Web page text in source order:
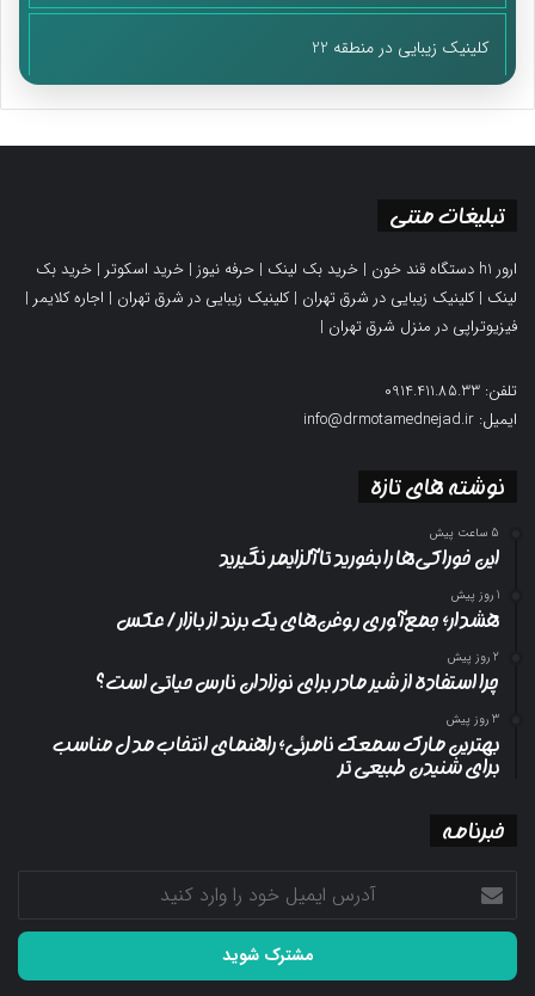
کلینیک زیبایی در منطقه 22
تبلیغات متنی
ارور h1 دستگاه قند خون | خرید بک لینک | حرفه نیوز | خرید اسکوتر | خرید بک
لینک |کلینیک زیبایی در شرق تهران |کلینیک زیبایی در شرق تهران | اجاره کلایمر |
فیزیوتراپی در منزل شرق تهران |
تلفن: 0914.411.85.33
ایمیل: info@drmotamednejad.ir
نوشته های تازه
5 ساعت پیش
این خوراکی‌ها را بخورید تا آلزایمر نگیرید
1 روز پیش
هشدار؛ جمع‌آوری روغن‌های یک برند از بازار/ عکس
2 روز پیش
چرا استفاده از شیر مادر برای نوزادان نارس حیاتی است؟
3 روز پیش
بهترین مارک سمعک نامرئی؛ راهنمای انتخاب مدل مناسب
برای شنیدن طبیعی تر
خبرنامه
آدرس
ایمیل
خود
وارد